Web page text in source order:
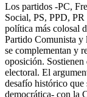
Los partidos -PC,
Social, PS, PPD,
política más colosal
Partido Comunista y
se complementan y
oposición. Sostienen
electoral. El
desafío histórico
democrática- con la